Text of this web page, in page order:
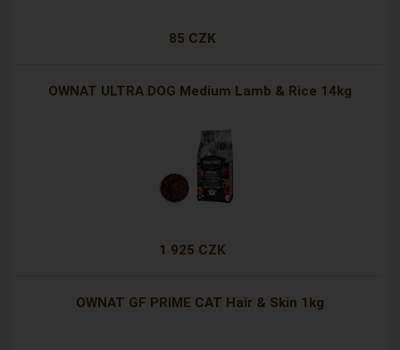
85 CZK
OWNAT ULTRA DOG Medium Lamb & Rice 14kg
1 925 CZK
OWNAT GF PRIME CAT Hair & Skin 1kg